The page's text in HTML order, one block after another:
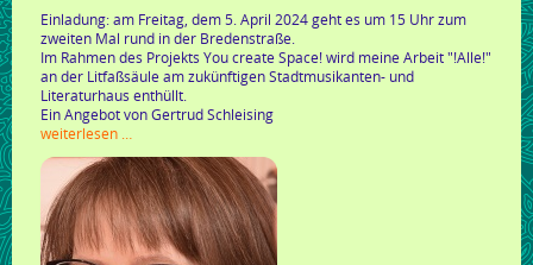
frauke
meyer
Einladung: am Freitag, dem 5. April 2024 geht es um 15 Uhr zum
zweiten Mal rund in der Bredenstraße.
Im Rahmen des Projekts You create Space! wird meine Arbeit "!Alle!"
an der Litfaßsäule am zukünftigen Stadtmusikanten- und
Literaturhaus enthüllt.
Ein Angebot von Gertrud Schleising
weiterlesen …
in
der
infobörse